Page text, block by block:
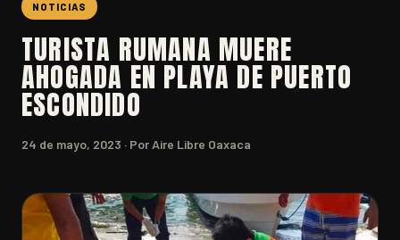
NOTICIAS
TURISTA RUMANA MUERE
AHOGADA EN PLAYA DE PUERTO
ESCONDIDO
24 de mayo, 2023 · Por Aire Libre Oaxaca